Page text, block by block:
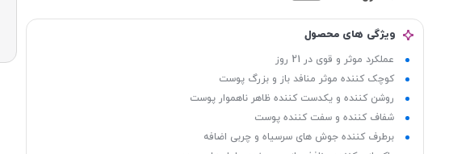
ویژگی های محصول
عملکرد موثر و قوی در 21 روز
کوچک کننده موثر منافد باز و بزرگ پوست
روشن کننده و یکدست کننده ظاهر ناهموار پوست
شفاف کننده و سفت کننده پوست
برطرف کننده جوش های سرسیاه و چربی اضافه